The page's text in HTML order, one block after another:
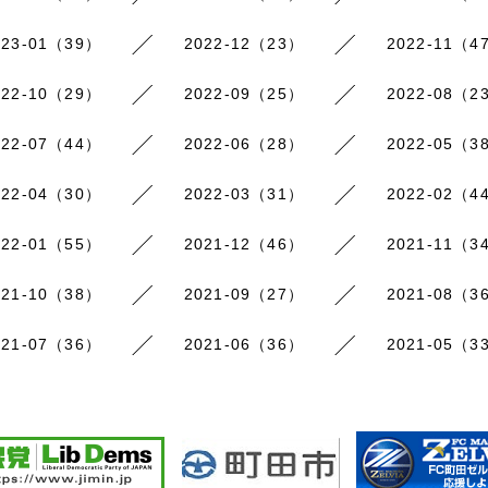
01（39） 2022-12（23） 2022-11（
10（29） 2022-09（25） 2022-08（
07（44） 2022-06（28） 2022-05（
04（30） 2022-03（31） 2022-02（
01（55） 2021-12（46） 2021-11（
10（38） 2021-09（27） 2021-08（
07（36） 2021-06（36） 2021-05（